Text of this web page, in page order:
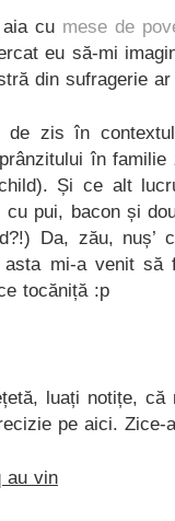
cu mese de
eu să-mi
din sufragerie
de zis în
în
Și ce alt
pui, bacon și
Da, zău, nuș’
mi-a venit
tocăniță :p
luați notițe,
pe aici. Zice-
vin